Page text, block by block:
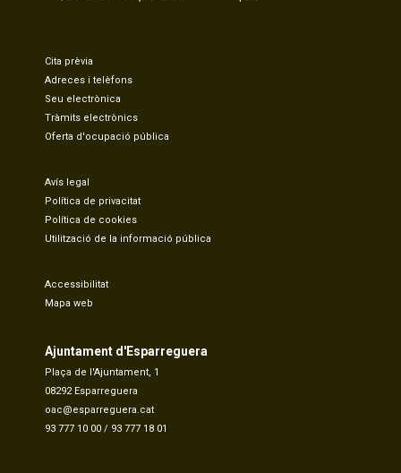
Cita prèvia
Adreces i telèfons
Seu electrònica
Tràmits electrònics
Oferta d'ocupació pública
Avís legal
Política de privacitat
Política de cookies
Utilització de la informació pública
Accessibilitat
Mapa web
Ajuntament d'Esparreguera
Plaça de l'Ajuntament, 1
08292 Esparreguera
oac@esparreguera.cat
93 777 10 00 / 93 777 18 01